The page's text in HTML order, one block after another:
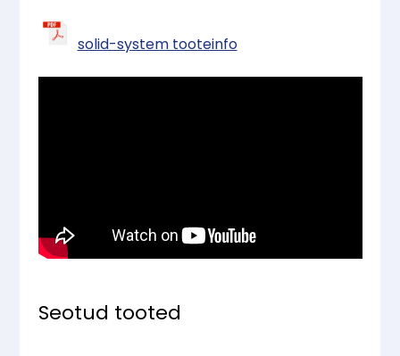
solid-system tooteinfo
Seotud tooted